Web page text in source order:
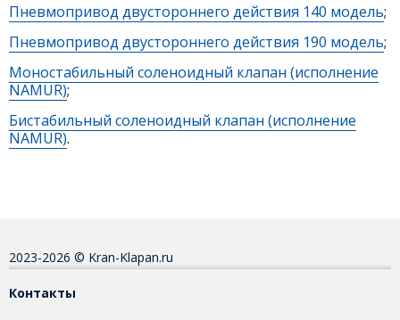
Пневмопривод двустороннего действия 140 модель;
Пневмопривод двустороннего действия 190 модель;
Моностабильный соленоидный клапан (исполнение
NAMUR);
Бистабильный соленоидный клапан (исполнение
NAMUR).
2023-2026 © Kran-Klapan.ru
Контакты